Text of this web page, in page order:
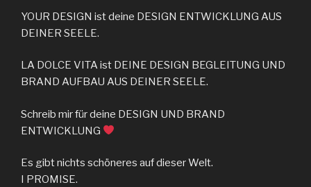
YOUR DESIGN ist deine DESIGN ENTWICKLUNG AUS
DEINER SEELE.
LA DOLCE VITA ist DEINE DESIGN BEGLEITUNG UND
BRAND AUFBAU AUS DEINER SEELE.
Schreib mir für deine DESIGN UND BRAND
ENTWICKLUNG
Es gibt nichts schöneres auf dieser Welt.
I PROMISE.